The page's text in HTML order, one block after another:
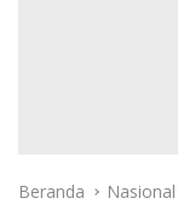
Beranda Nasional